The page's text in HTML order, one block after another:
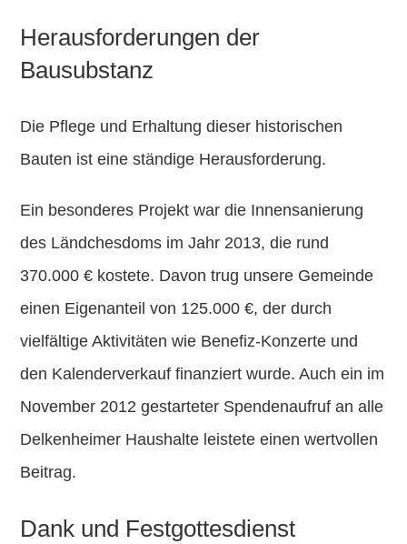
Herausforderungen der
Bausubstanz
Die Pflege und Erhaltung dieser historischen
Bauten ist eine ständige Herausforderung.
Ein besonderes Projekt war die Innensanierung
des Ländchesdoms im Jahr 2013, die rund
370.000 € kostete. Davon trug unsere Gemeinde
einen Eigenanteil von 125.000 €, der durch
vielfältige Aktivitäten wie Benefiz-Konzerte und
den Kalenderverkauf finanziert wurde. Auch ein im
November 2012 gestarteter Spendenaufruf an alle
Delkenheimer Haushalte leistete einen wertvollen
Beitrag.
Dank und Festgottesdienst